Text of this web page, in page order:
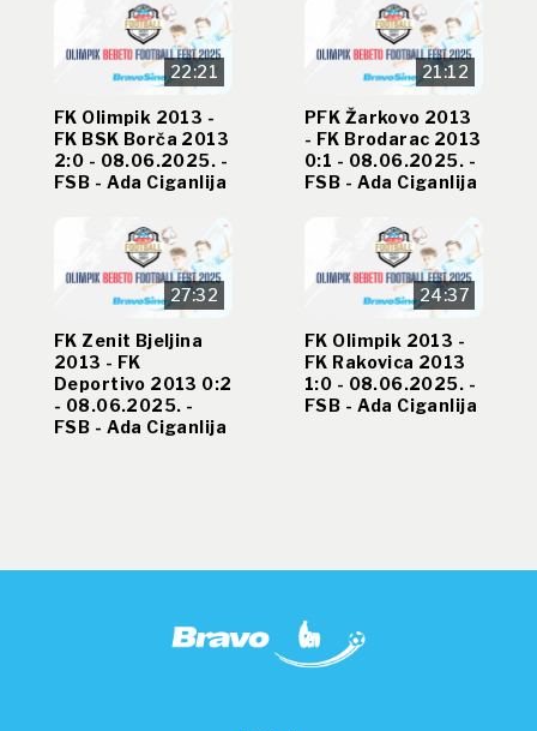
22:21
FK Olimpik 2013 -
FK BSK Borča 2013
2:0 - 08.06.2025. -
FSB - Ada Ciganlija
21:12
PFK Žarkovo 2013
- FK Brodarac 2013
0:1 - 08.06.2025. -
FSB - Ada Ciganlija
27:32
FK Zenit Bjeljina
2013 - FK
Deportivo 2013 0:2
- 08.06.2025. -
FSB - Ada Ciganlija
24:37
FK Olimpik 2013 -
FK Rakovica 2013
1:0 - 08.06.2025. -
FSB - Ada Ciganlija